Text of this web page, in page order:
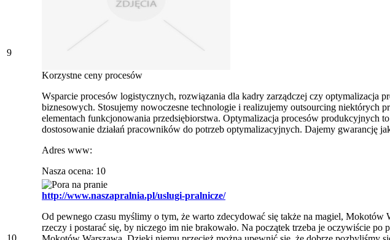
9
Korzystne ceny procesów
Wsparcie procesów logistycznych, rozwiązania dla kadry zarządczej czy optymalizacja
biznesowych. Stosujemy nowoczesne technologie i realizujemy outsourcing niektórych
elementach funkcjonowania przedsiębiorstwa. Optymalizacja procesów produkcyjnych
dostosowanie działań pracowników do potrzeb optymalizacyjnych. Dajemy gwarancję
Adres www:
Nasza ocena: 10
http://www.naszapralnia.pl/uslugi-pralnicze/
Od pewnego czasu myślimy o tym, że warto zdecydować się także na magiel,
rzeczy i postarać się, by niczego im nie brakowało. Na początek trzeba je oczywiście